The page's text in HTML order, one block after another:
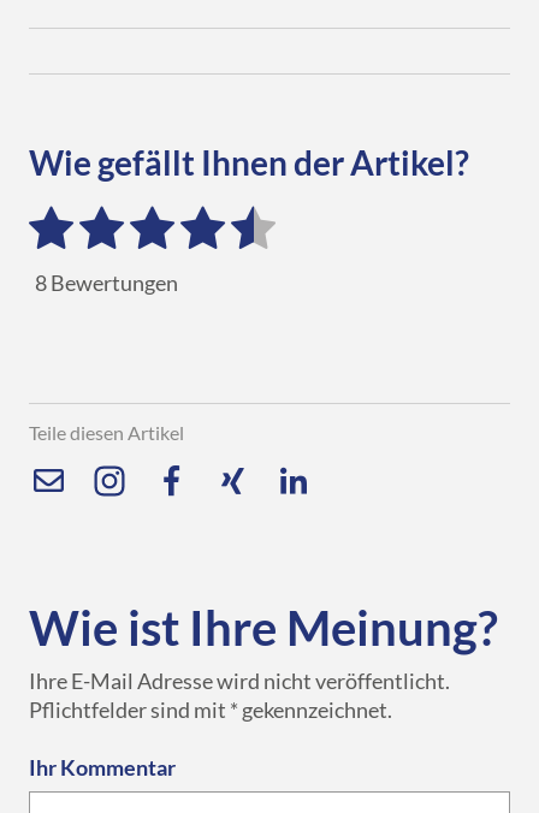
Wie gefällt Ihnen der Artikel?
8Bewertungen
Teile diesen Artikel
Wie ist Ihre Meinung?
Ihre E-Mail Adresse wird nicht veröffentlicht.
Pflichtfelder sind mit * gekennzeichnet.
Ihr Kommentar